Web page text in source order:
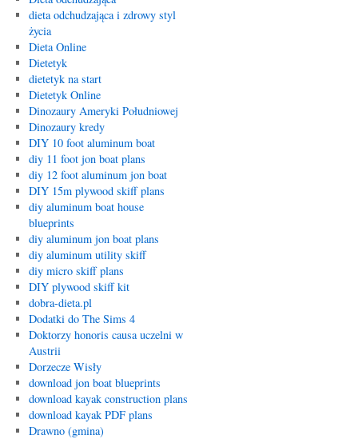
dieta odchudzająca i zdrowy styl
życia
Dieta Online
Dietetyk
dietetyk na start
Dietetyk Online
Dinozaury Ameryki Południowej
Dinozaury kredy
DIY 10 foot aluminum boat
diy 11 foot jon boat plans
diy 12 foot aluminum jon boat
DIY 15m plywood skiff plans
diy aluminum boat house
blueprints
diy aluminum jon boat plans
diy aluminum utility skiff
diy micro skiff plans
DIY plywood skiff kit
dobra-dieta.pl
Dodatki do The Sims 4
Doktorzy honoris causa uczelni w
Austrii
Dorzecze Wisły
download jon boat blueprints
download kayak construction plans
download kayak PDF plans
Drawno (gmina)